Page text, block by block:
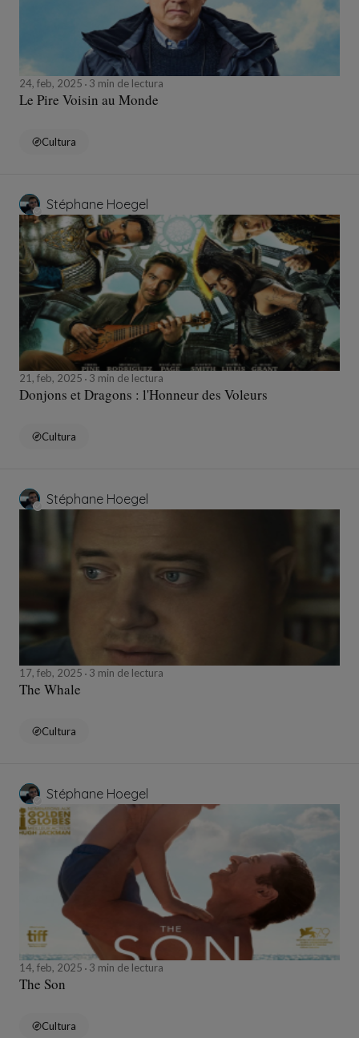
24, feb, 2025 3 min de lectura
Le Pire Voisin au Monde
Cultura
Stéphane Hoegel
21, feb, 2025 3 min de lectura
Donjons et Dragons : l'Honneur des Voleurs
Cultura
Stéphane Hoegel
17, feb, 2025 3 min de lectura
The Whale
Cultura
Stéphane Hoegel
14, feb, 2025 3 min de lectura
The Son
Cultura